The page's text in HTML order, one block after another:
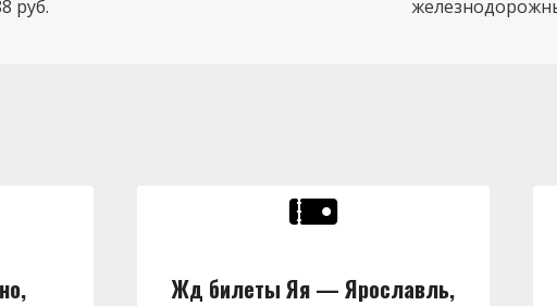
руб.
Жд билеты Яя — Ярославль,